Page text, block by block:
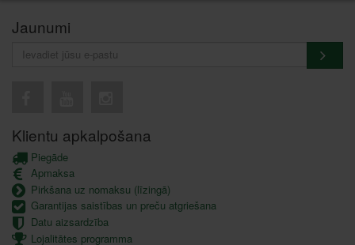
Jaunumi
Klientu apkalpošana
Piegāde
Apmaksa
Pirkšana uz nomaksu (līzingā)
Garantijas saistības un preču atgriešana
Datu aizsardzība
Lojalitātes programma